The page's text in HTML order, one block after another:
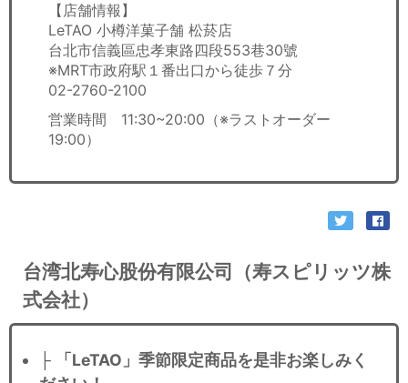
【店舗情報】
LeTAO 小樽洋菓子舗 松菸店
台北市信義區忠孝東路四段553巷30號
※MRT市政府駅１番出口から徒歩７分
02-2760-2100
営業時間 11:30~20:00（※ラストオーダー
19:00）
台湾北寿心股份有限公司（寿スピリッツ株
式会社）
├
「LeTAO」季節限定商品を是非お楽しみく